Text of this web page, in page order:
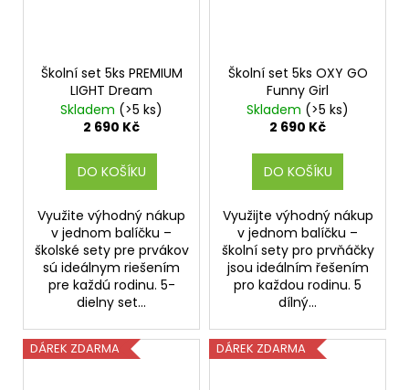
Školní set 5ks PREMIUM
LIGHT Dream
Skladem (>5 ks)
2 690 Kč
DO KOŠÍKU
Využite výhodný nákup
v jednom balíčku –
školské sety pre prvákov
sú ideálnym riešením
pre každú rodinu. 5-
dielny set...
Školní set 5ks OXY GO
Funny Girl
Skladem (>5 ks)
2 690 Kč
DO KOŠÍKU
Využijte výhodný nákup
v jednom balíčku –
školní sety pro prvňáčky
jsou ideálním řešením
pro každou rodinu. 5
dílný...
DÁREK ZDARMA DÁREK ZDARMA